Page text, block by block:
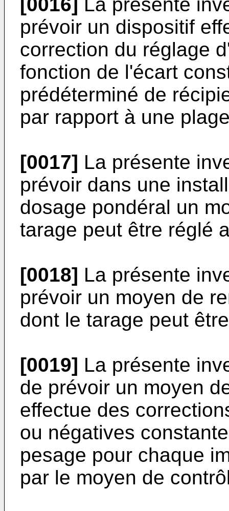
prévoir un dispositif
correction du réglage
fonction de l'écart
prédéterminé de
par rapport à une
[0017] La présente
prévoir dans une
dosage pondéral un
tarage peut être réglé
[0018] La présente
prévoir un moyen de
dont le tarage peut
[0019] La présente
de prévoir un moyen
effectue des
ou négatives
pesage pour chaque
par le moyen de